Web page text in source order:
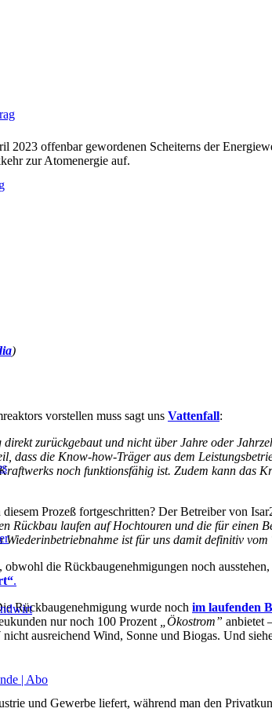
| Abo
2023 offenbar gewordenen Scheiterns der
zur Atomenergie auf.
)
vorstellen muss sagt uns Vattenfall:
zurückgebaut und nicht über Jahre oder
dass die Know-how-Träger aus dem
noch funktionsfähig ist. Zudem kann das
Prozeß fortgeschritten? Der Betreiber von
Rückbau laufen auf Hochtouren und die für einen
ist für uns damit definitiv vom
die Rückbaugenehmigungen noch
.
Rückbaugenehmigung wurde noch im laufenden
nur noch 100 Prozent „Ökostrom” anbietet
ausreichend Wind, Sonne und Biogas. Und
und Gewerbe liefert, während man den